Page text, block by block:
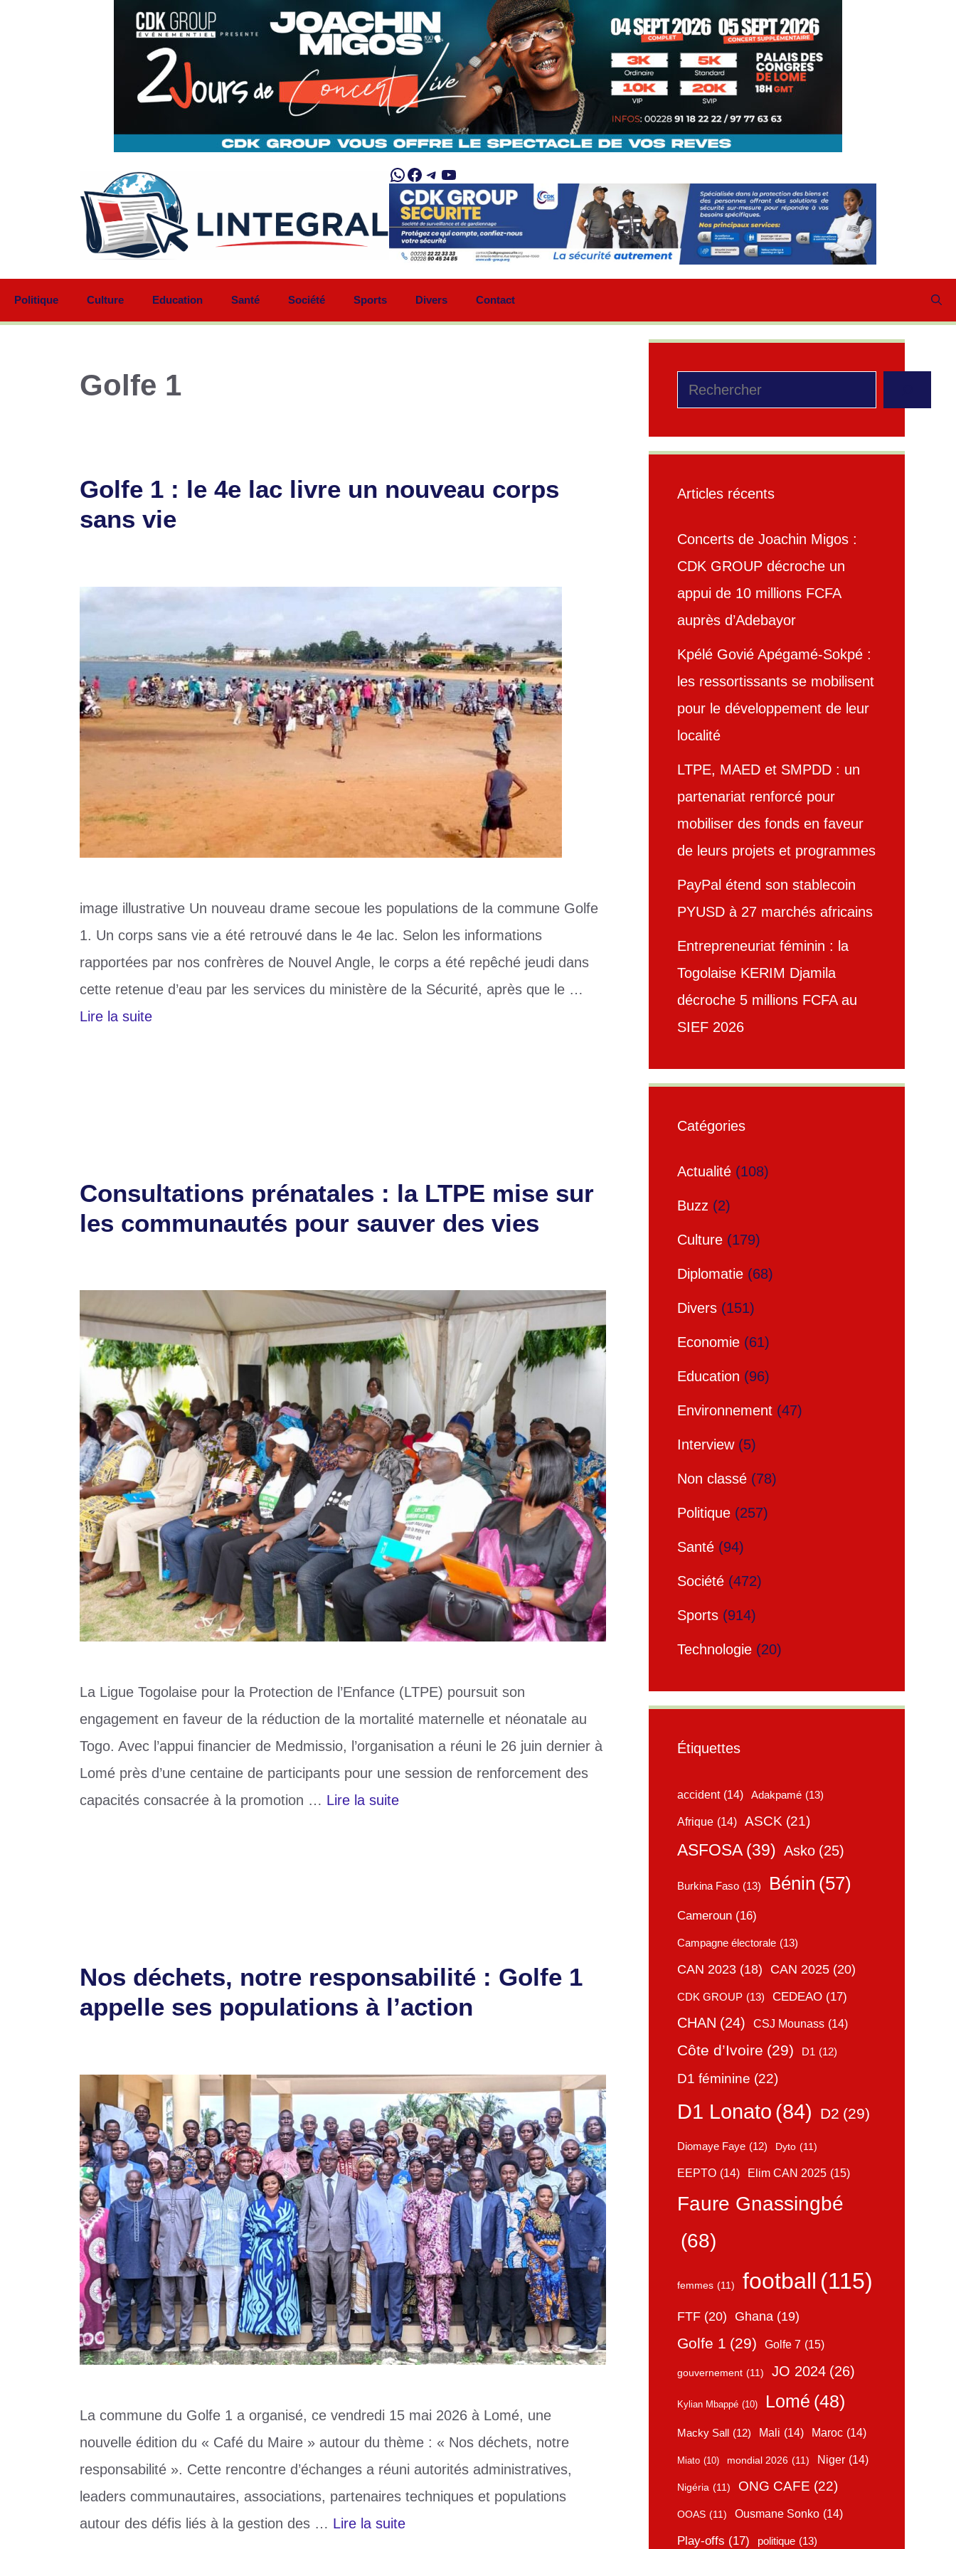
WhatsApp
Facebook
Telegram
YouTube
Politique Culture Education Santé Société Sports Divers Contact
Golfe 1
Golfe 1 : le 4e lac livre un nouveau corps
sans vie
image illustrative Un nouveau drame secoue les populations de la commune Golfe
1. Un corps sans vie a été retrouvé dans le 4e lac. Selon les informations
rapportées par nos confrères de Nouvel Angle, le corps a été repêché jeudi dans
cette retenue d’eau par les services du ministère de la Sécurité, après que le …
Lire la suite
Consultations prénatales : la LTPE mise sur
les communautés pour sauver des vies
La Ligue Togolaise pour la Protection de l’Enfance (LTPE) poursuit son
engagement en faveur de la réduction de la mortalité maternelle et néonatale au
Togo. Avec l’appui financier de Medmissio, l’organisation a réuni le 26 juin dernier à
Lomé près d’une centaine de participants pour une session de renforcement des
capacités consacrée à la promotion … Lire la suite
Nos déchets, notre responsabilité : Golfe 1
appelle ses populations à l’action
La commune du Golfe 1 a organisé, ce vendredi 15 mai 2026 à Lomé, une
nouvelle édition du « Café du Maire » autour du thème : « Nos déchets, notre
responsabilité ». Cette rencontre d’échanges a réuni autorités administratives,
leaders communautaires, associations, partenaires techniques et populations
autour des défis liés à la gestion des … Lire la suite
Rechercher
Articles récents
Concerts de Joachin Migos :
CDK GROUP décroche un
appui de 10 millions FCFA
auprès d’Adebayor
Kpélé Govié Apégamé-Sokpé :
les ressortissants se mobilisent
pour le développement de leur
localité
LTPE, MAED et SMPDD : un
partenariat renforcé pour
mobiliser des fonds en faveur
de leurs projets et programmes
PayPal étend son stablecoin
PYUSD à 27 marchés africains
Entrepreneuriat féminin : la
Togolaise KERIM Djamila
décroche 5 millions FCFA au
SIEF 2026
Catégories
Actualité (108)
Buzz (2)
Culture (179)
Diplomatie (68)
Divers (151)
Economie (61)
Education (96)
Environnement (47)
Interview(5)
Non classé (78)
Politique (257)
Santé (94)
Société (472)
Sports (914)
Technologie (20)
Étiquettes
accident (14) Adakpamé (13)
Afrique (14) ASCK (21)
ASFOSA (39) Asko (25)
Burkina Faso (13) Bénin (57)
Cameroun (16)
Campagne électorale (13)
CAN 2023 (18) CAN 2025 (20)
CDK GROUP (13) CEDEAO (17)
CHAN (24) CSJ Mounass (14)
Côte d’Ivoire (29) D1 (12)
D1 féminine (22)
D1 Lonato (84) D2 (29)
Diomaye Faye (12) Dyto (11)
EEPTO (14) Elim CAN 2025 (15)
Faure Gnassingbé
(68)
femmes (11) football (115)
FTF (20) Ghana (19)
Golfe 1 (29) Golfe 7 (15)
gouvernement (11) JO 2024 (26)
Kylian Mbappé (10) Lomé (48)
Macky Sall (12) Mali (14) Maroc (14)
Miato (10) mondial 2026 (11) Niger (14)
Nigéria (11) ONG CAFE (22)
OOAS (11) Ousmane Sonko (14)
Play-offs (17) politique (13)